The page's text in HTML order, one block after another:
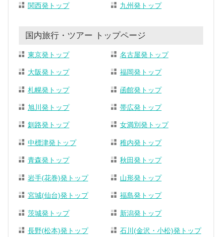
関西発トップ 九州発トップ
国内旅行・ツアー トップページ
東京発トップ 名古屋発トップ
大阪発トップ 福岡発トップ
札幌発トップ 函館発トップ
旭川発トップ 帯広発トップ
釧路発トップ 女満別発トップ
中標津発トップ 稚内発トップ
青森発トップ 秋田発トップ
岩手(花巻)発トップ 山形発トップ
宮城(仙台)発トップ 福島発トップ
茨城発トップ 新潟発トップ
長野(松本)発トップ 石川(金沢・小松)発トップ